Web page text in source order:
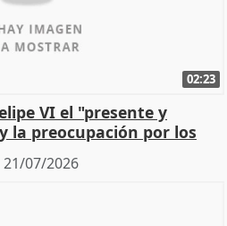
02:23
VI el "presente y
la preocupación por los
21/07/2026